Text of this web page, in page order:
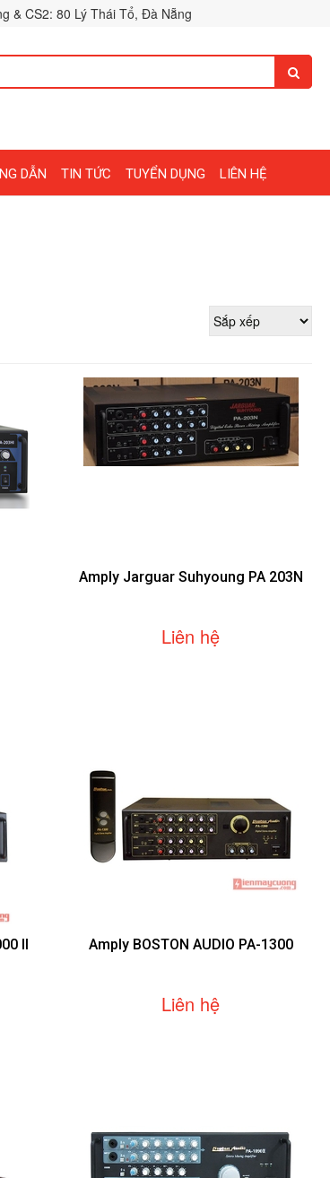
& CS2: 80 Lý Thái Tổ, Đà Nẵng
DẪN TIN TỨC TUYỂN DỤNG LIÊN HỆ
Amply Jarguar Suhyoung PA 203N
Liên hệ
II Amply BOSTON AUDIO PA-1300
Liên hệ